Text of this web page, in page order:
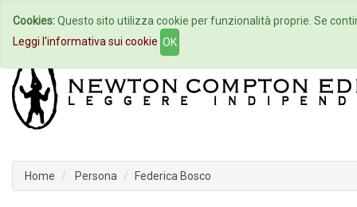
Home Autori Eventi
Home Persona Federica Bosco
Cookies:Questo sito utilizza cookie per funzionalità proprie. Se
Leggi l'informativa sui cookie OK